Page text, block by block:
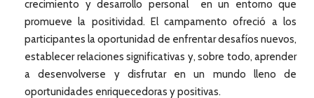
crecimiento y desarrollo personal en un entorno que
promueve la positividad. El campamento ofreció a los
participantes la oportunidad de enfrentar desafíos nuevos,
establecer relaciones significativas y, sobre todo, aprender
a desenvolverse y disfrutar en un mundo lleno de
oportunidades enriquecedoras y positivas.